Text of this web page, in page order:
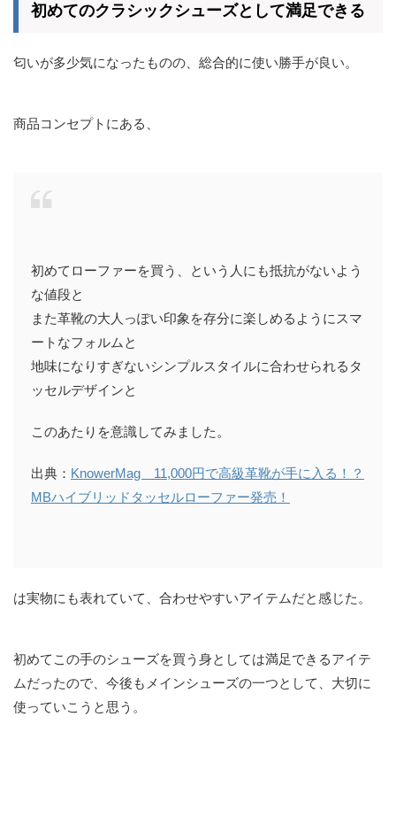
初めてのクラシックシューズとして満足できる
匂いが多少気になったものの、総合的に使い勝手が良い。
商品コンセプトにある、
初めてローファーを買う、という人にも抵抗がないよう
な値段と
また革靴の大人っぽい印象を存分に楽しめるようにスマ
ートなフォルムと
地味になりすぎないシンプルスタイルに合わせられるタ
ッセルデザインと
このあたりを意識してみました。
出典： KnowerMag 11,000円で高級革靴が手に入る！？
MBハイブリッドタッセルローファー発売！
は実物にも表れていて、合わせやすいアイテムだと感じた。
初めてこの手のシューズを買う身としては満足できるアイテ
ムだったので、今後もメインシューズの一つとして、大切に
使っていこうと思う。